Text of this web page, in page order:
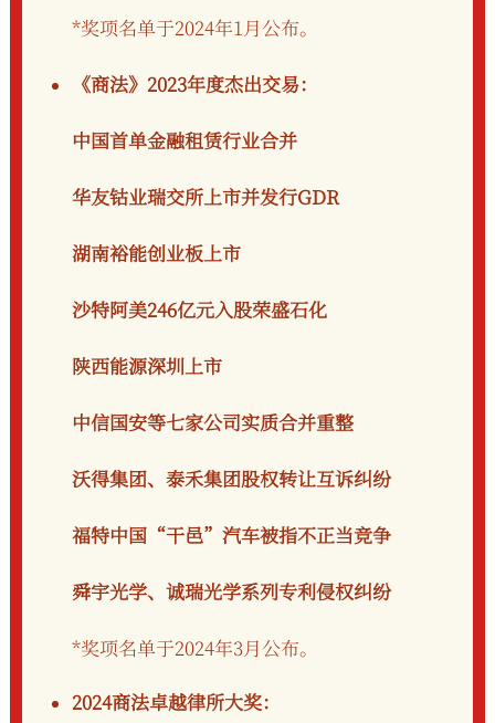
*奖项名单于2024年1月公布。
《商法》2023年度杰出交易：
中国首单金融租赁行业合并
华友钴业瑞交所上市并发行GDR
湖南裕能创业板上市
沙特阿美246亿元入股荣盛石化
陕西能源深圳上市
中信国安等七家公司实质合并重整
沃得集团、泰禾集团股权转让互诉纠纷
福特中国“干邑”汽车被指不正当竞争
舜宇光学、诚瑞光学系列专利侵权纠纷
*奖项名单于2024年3月公布。
2024商法卓越律所大奖：